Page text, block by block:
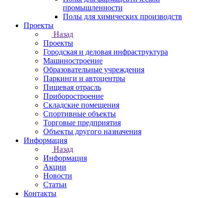
промышленности
Полы для химических производств
Проекты
Назад
Проекты
Городская и деловая инфраструктура
Машиностроение
Образовательные учреждения
Паркинги и автоцентры
Пищевая отрасль
Приборостроение
Складские помещения
Спортивные объекты
Торговые предприятия
Объекты другого назначения
Информация
Назад
Информация
Акции
Новости
Статьи
Контакты